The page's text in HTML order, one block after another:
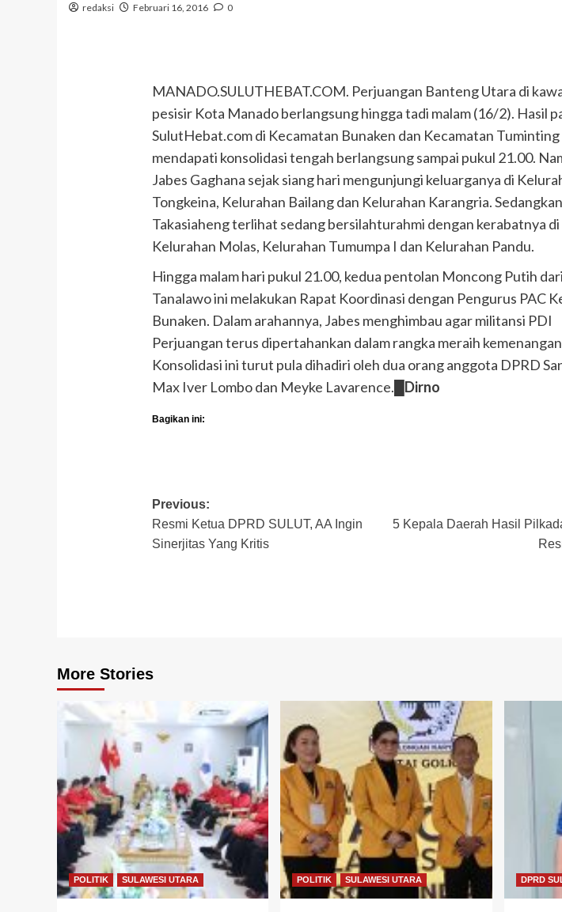
redaksi Februari 16, 2016 0
MANADO.SULUTHEBAT.COM. Perjuangan Banteng Utara di
pesisir Kota Manado berlangsung hingga tadi malam (16/2). Hasil
SulutHebat.com di Kecamatan Bunaken dan Kecamatan Tuminting
mendapati konsolidasi tengah berlangsung sampai pukul 21.00.
Jabes Gaghana sejak siang hari mengunjungi keluarganya di
Tongkeina, Kelurahan Bailang dan Kelurahan Karangria.
Takasiaheng terlihat sedang bersilahturahmi dengan kerabatnya di
Kelurahan Molas, Kelurahan Tumumpa I dan Kelurahan Pandu.
Hingga malam hari pukul 21.00, kedua pentolan Moncong Putih dari
Tanalawo ini melakukan Rapat Koordinasi dengan Pengurus PAC
Bunaken. Dalam arahannya, Jabes menghimbau agar militansi PDI
Perjuangan terus dipertahankan dalam rangka meraih
Konsolidasi ini turut pula dihadiri oleh dua orang anggota DPRD
Max Iver Lombo dan Meyke Lavarence.█ Dirno
Bagikan ini:
Post
navigation
Previous:
Resmi Ketua DPRD SULUT, AA Ingin
Sinerjitas Yang Kritis
5 Kepala Daerah Hasil
More Stories
POLITIK SULAWESI UTARA POLITIK SULAWESI UTARA DPRD